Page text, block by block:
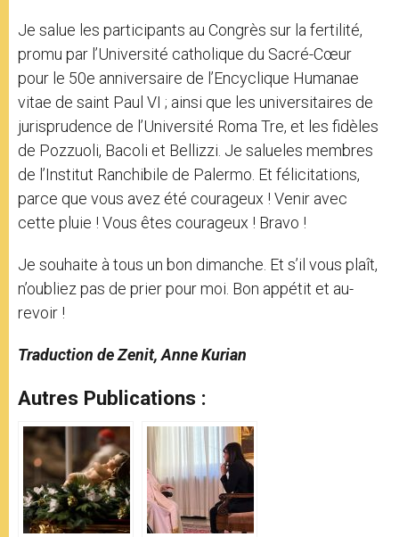
Je salue les participants au Congrès sur la fertilité,
promu par l’Université catholique du Sacré-Cœur
pour le 50e anniversaire de l’Encyclique Humanae
vitae de saint Paul VI ; ainsi que les universitaires de
jurisprudence de l’Université Roma Tre, et les fidèles
de Pozzuoli, Bacoli et Bellizzi. Je salueles membres
de l’Institut Ranchibile de Palermo. Et félicitations,
parce que vous avez été courageux ! Venir avec
cette pluie ! Vous êtes courageux ! Bravo !
Je souhaite à tous un bon dimanche. Et s’il vous plaît,
n’oubliez pas de prier pour moi. Bon appétit et au-
revoir !
Traduction de Zenit, Anne Kurian
Autres Publications :